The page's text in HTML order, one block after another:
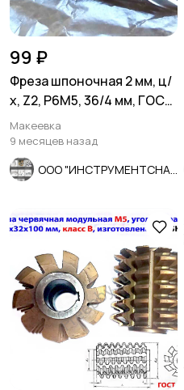
99 ₽
Фреза шпоночная 2 мм, ц/
х, Z2, Р6М5, 36/4 мм, ГОСТ
9140-78, СССР.
Макеевка
9 месяцев назад